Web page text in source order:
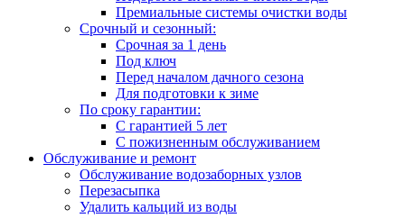
Премиальные системы очистки воды
Срочный и сезонный:
Срочная за 1 день
Под ключ
Перед началом дачного сезона
Для подготовки к зиме
По сроку гарантии:
С гарантией 5 лет
С пожизненным обслуживанием
Обслуживание и ремонт
Обслуживание водозаборных узлов
Перезасыпка
Удалить кальций из воды